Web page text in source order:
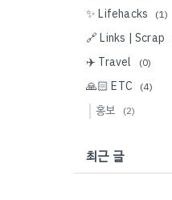
✨ Lifehacks (1)
🔗 Links | Scrap
✈️ Travel (0)
🙏🏻 ETC (4)
홍보 (2)
최근 글